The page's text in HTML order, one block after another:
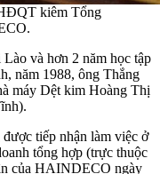
kiêm Tổng
và hơn 2 năm học tập
năm 1988, ông Thắng
máy Dệt kim Hoàng Thị
tiếp nhận làm việc ở
tổng hợp (trực thuộc
của HAINDECO ngày